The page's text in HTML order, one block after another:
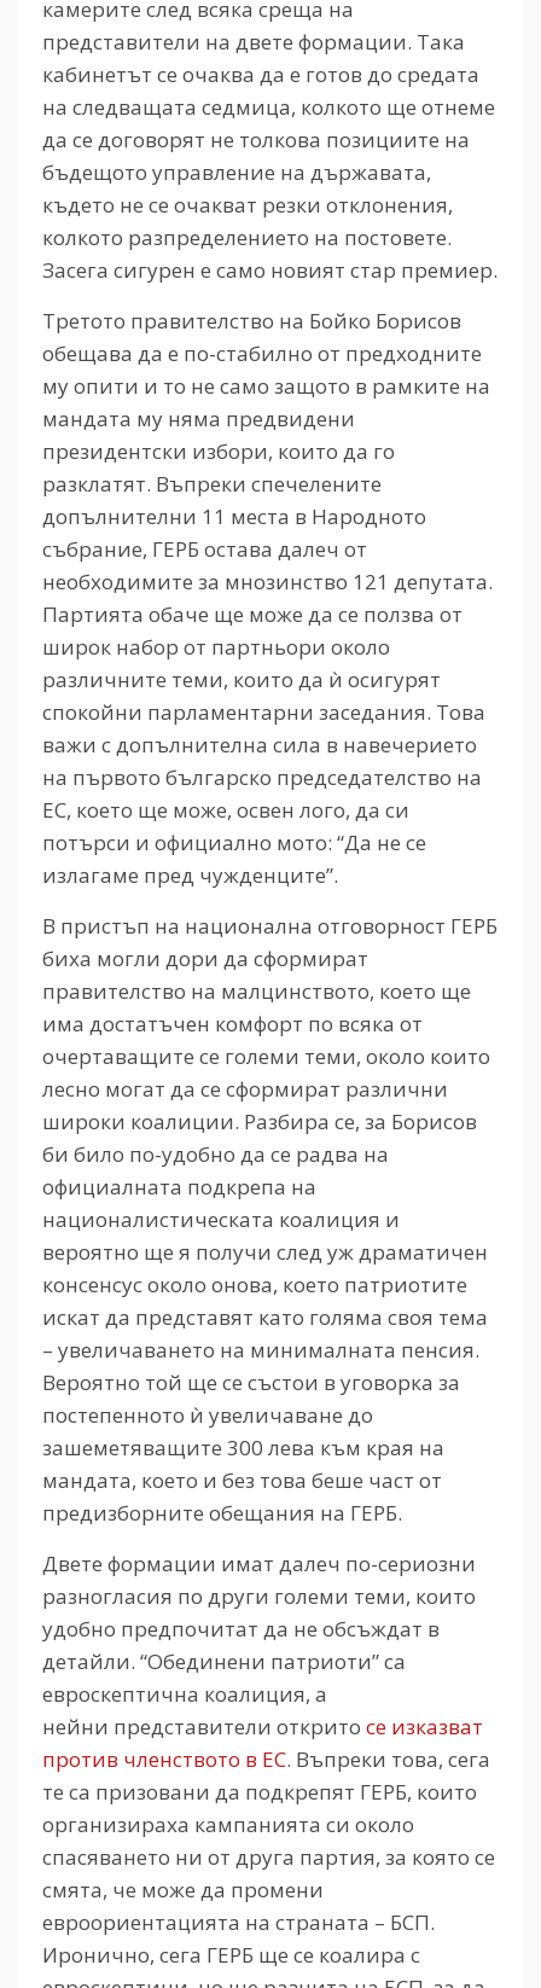
камерите след всяка среща на
представители на двете формации. Така
кабинетът се очаква да е готов до средата
на следващата седмица, колкото ще отнеме
да се договорят не толкова позициите на
бъдещото управление на държавата,
където не се очакват резки отклонения,
колкото разпределението на постовете.
Засега сигурен е само новият стар премиер.
Третото правителство на Бойко Борисов
обещава да е по-стабилно от предходните
му опити и то не само защото в рамките на
мандата му няма предвидени
президентски избори, които да го
разклатят. Въпреки спечелените
допълнителни 11 места в Народното
събрание, ГЕРБ остава далеч от
необходимите за мнозинство 121 депутата.
Партията обаче ще може да се ползва от
широк набор от партньори около
различните теми, които да ѝ осигурят
спокойни парламентарни заседания. Това
важи с допълнителна сила в навечерието
на първото българско председателство на
ЕС, което ще може, освен лого, да си
потърси и официално мото: “Да не се
излагаме пред чужденците”.
В пристъп на национална отговорност ГЕРБ
биха могли дори да сформират
правителство на малцинството, което ще
има достатъчен комфорт по всяка от
очертаващите се големи теми, около които
лесно могат да се сформират различни
широки коалиции. Разбира се, за Борисов
би било по-удобно да се радва на
официалната подкрепа на
националистическата коалиция и
вероятно ще я получи след уж драматичен
консенсус около онова, което патриотите
искат да представят като голяма своя тема
– увеличаването на минималната пенсия.
Вероятно той ще се състои в уговорка за
постепенното ѝ увеличаване до
зашеметяващите 300 лева към края на
мандата, което и без това беше част от
предизборните обещания на ГЕРБ.
Двете формации имат далеч по-сериозни
разногласия по други големи теми, които
удобно предпочитат да не обсъждат в
детайли. “Обединени патриоти” са
евроскептична коалиция, а
нейни представители открито се изказват
против членството в ЕС. Въпреки това, сега
те са призовани да подкрепят ГЕРБ, които
организираха кампанията си около
спасяването ни от друга партия, за която се
смята, че може да промени
евроориентацията на страната – БСП.
Иронично, сега ГЕРБ ще се коалира с